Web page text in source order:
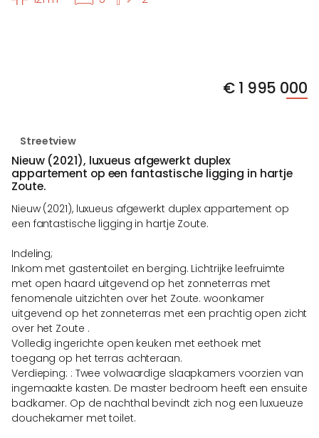
€1 995 000
Streetview
Nieuw (2021), luxueus afgewerkt duplex
appartement op een fantastische ligging in hartje
Zoute.
Nieuw (2021), luxueus afgewerkt duplex appartement op
een fantastische ligging in hartje Zoute.
Indeling;
Inkom met gastentoilet en berging. Lichtrijke leefruimte
met open haard uitgevend op het zonneterras met
fenomenale uitzichten over het Zoute. woonkamer
uitgevend op het zonneterras met een prachtig open zicht
over het Zoute .
Volledig ingerichte open keuken met eethoek met
toegang op het terras achteraan.
Verdieping: : Twee volwaardige slaapkamers voorzien van
ingemaakte kasten. De master bedroom heeft een ensuite
badkamer. Op de nachthal bevindt zich nog een luxueuze
douchekamer met toilet.